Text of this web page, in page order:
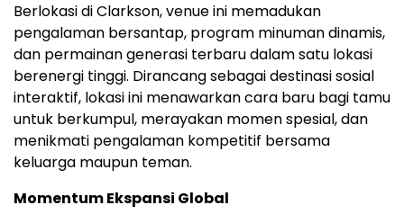
Berlokasi di Clarkson, venue ini memadukan
pengalaman bersantap, program minuman dinamis,
dan permainan generasi terbaru dalam satu lokasi
berenergi tinggi. Dirancang sebagai destinasi sosial
interaktif, lokasi ini menawarkan cara baru bagi tamu
untuk berkumpul, merayakan momen spesial, dan
menikmati pengalaman kompetitif bersama
keluarga maupun teman.
Momentum Ekspansi Global